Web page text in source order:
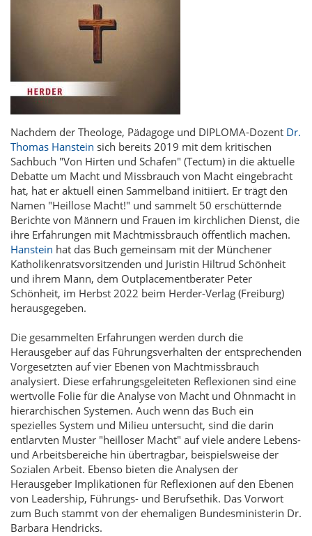
Nachdem der Theologe, Pädagoge und DIPLOMA-Dozent Dr.
Thomas Hanstein sich bereits 2019 mit dem kritischen
Sachbuch "Von Hirten und Schafen" (Tectum) in die aktuelle
Debatte um Macht und Missbrauch von Macht eingebracht
hat, hat er aktuell einen Sammelband initiiert. Er trägt den
Namen "Heillose Macht!" und sammelt 50 erschütternde
Berichte von Männern und Frauen im kirchlichen Dienst, die
ihre Erfahrungen mit Machtmissbrauch öffentlich machen.
Hanstein hat das Buch gemeinsam mit der Münchener
Katholikenratsvorsitzenden und Juristin Hiltrud Schönheit
und ihrem Mann, dem Outplacementberater Peter
Schönheit, im Herbst 2022 beim Herder-Verlag (Freiburg)
herausgegeben.
Die gesammelten Erfahrungen werden durch die
Herausgeber auf das Führungsverhalten der entsprechenden
Vorgesetzten auf vier Ebenen von Machtmissbrauch
analysiert. Diese erfahrungsgeleiteten Reflexionen sind eine
wertvolle Folie für die Analyse von Macht und Ohnmacht in
hierarchischen Systemen. Auch wenn das Buch ein
spezielles System und Milieu untersucht, sind die darin
entlarvten Muster "heilloser Macht" auf viele andere Lebens-
und Arbeitsbereiche hin übertragbar, beispielsweise der
Sozialen Arbeit. Ebenso bieten die Analysen der
Herausgeber Implikationen für Reflexionen auf den Ebenen
von Leadership, Führungs- und Berufsethik. Das Vorwort
zum Buch stammt von der ehemaligen Bundesministerin Dr.
Barbara Hendricks.